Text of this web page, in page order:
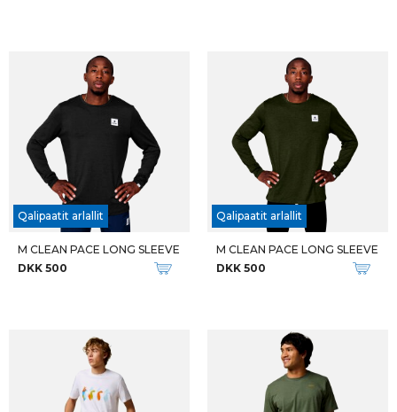
Qalipaatit arlallit
M CLEAN PACE LONG SLEEVE
DKK 500
Qalipaatit arlallit
M CLEAN PACE LONG SLEEVE
DKK 500